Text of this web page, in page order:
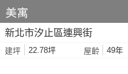
美寓
新北市汐止區連興街
建坪 22.78坪 屋齡 49年